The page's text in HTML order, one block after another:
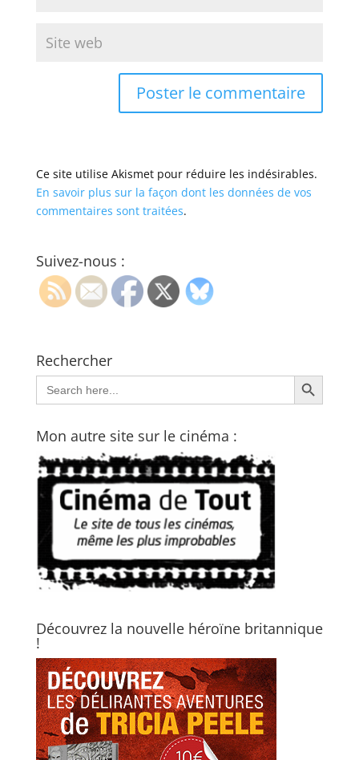
Ce site utilise Akismet pour réduire les indésirables.
En savoir plus sur la façon dont les données de vos
commentaires sont traitées.
Suivez-nous :
Rechercher
Search
for:
Search Button
Mon autre site sur le cinéma :
Découvrez la nouvelle héroïne britannique
!